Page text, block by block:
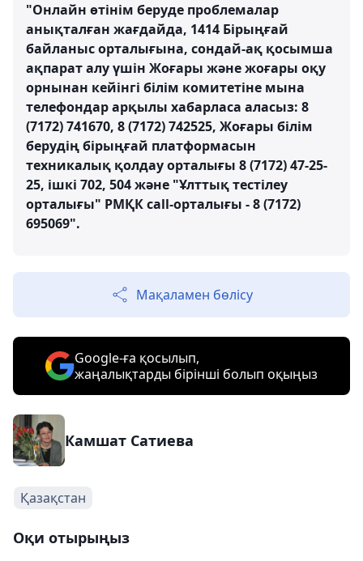
"Онлайн өтінім беруде проблемалар
анықталған жағдайда, 1414 Бірыңғай
байланыс орталығына, сондай-ақ қосымша
ақпарат алу үшін Жоғары және жоғары оқу
орнынан кейінгі білім комитетіне мына
телефондар арқылы хабарласа аласыз: 8
(7172) 741670, 8 (7172) 742525, Жоғары білім
берудің бірыңғай платформасын
техникалық қолдау орталығы 8 (7172) 47-25-
25, ішкі 702, 504 және "Ұлттық тестілеу
орталығы" РМҚК call-орталығы - 8 (7172)
695069".
Мақаламен бөлісу
Google-ға қосылып,
жаңалықтарды бірінші болып оқыңыз
Камшат Сатиева
Қазақстан
Оқи отырыңыз